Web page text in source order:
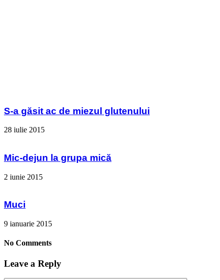
S-a găsit ac de miezul glutenului
28 iulie 2015
Mic-dejun la grupa mică
2 iunie 2015
Muci
9 ianuarie 2015
No Comments
Leave a Reply